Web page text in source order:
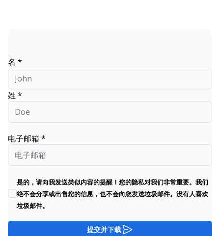
名 *
姓 *
电子邮箱 *
是的，请向我发送类似内容的提醒！您的隐私对我们非常重要。我们
绝不会分享或出售您的信息，也不会向您发送垃圾邮件。没有人喜欢
垃圾邮件。
提交并下载